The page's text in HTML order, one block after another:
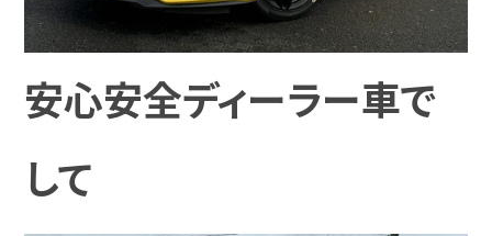
安心安全ディーラー車で
して